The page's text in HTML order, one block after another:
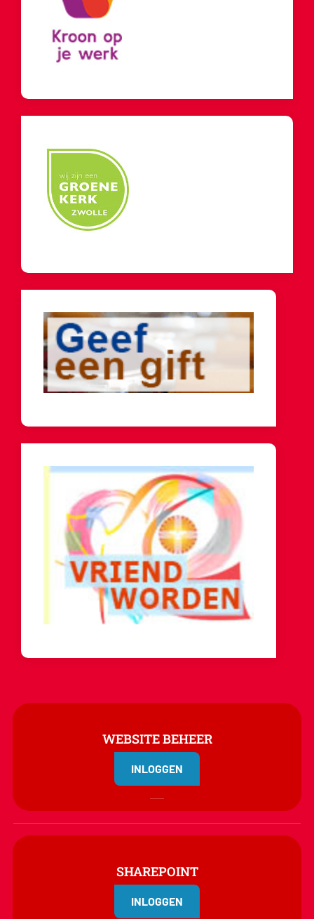
WEBSITE BEHEER
INLOGGEN
SHAREPOINT
INLOGGEN